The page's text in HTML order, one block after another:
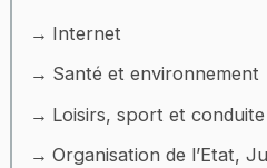
Internet
Santé et environnement
Loisirs, sport et conduite
Organisation de l’Etat,